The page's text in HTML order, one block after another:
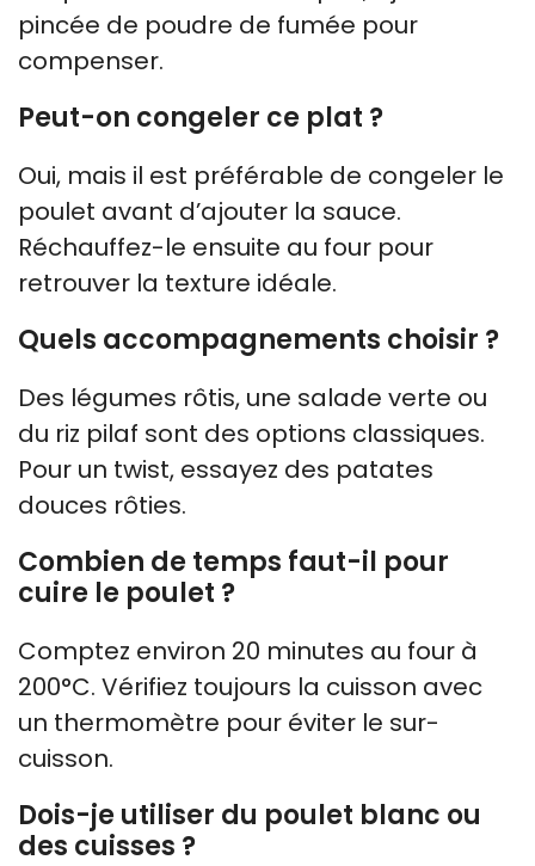
pincée de poudre de fumée pour
compenser.
Peut-on congeler ce plat ?
Oui, mais il est préférable de congeler le
poulet avant d’ajouter la sauce.
Réchauffez-le ensuite au four pour
retrouver la texture idéale.
Quels accompagnements choisir ?
Des légumes rôtis, une salade verte ou
du riz pilaf sont des options classiques.
Pour un twist, essayez des patates
douces rôties.
Combien de temps faut-il pour
cuire le poulet ?
Comptez environ 20 minutes au four à
200°C. Vérifiez toujours la cuisson avec
un thermomètre pour éviter le sur-
cuisson.
Dois-je utiliser du poulet blanc ou
des cuisses ?